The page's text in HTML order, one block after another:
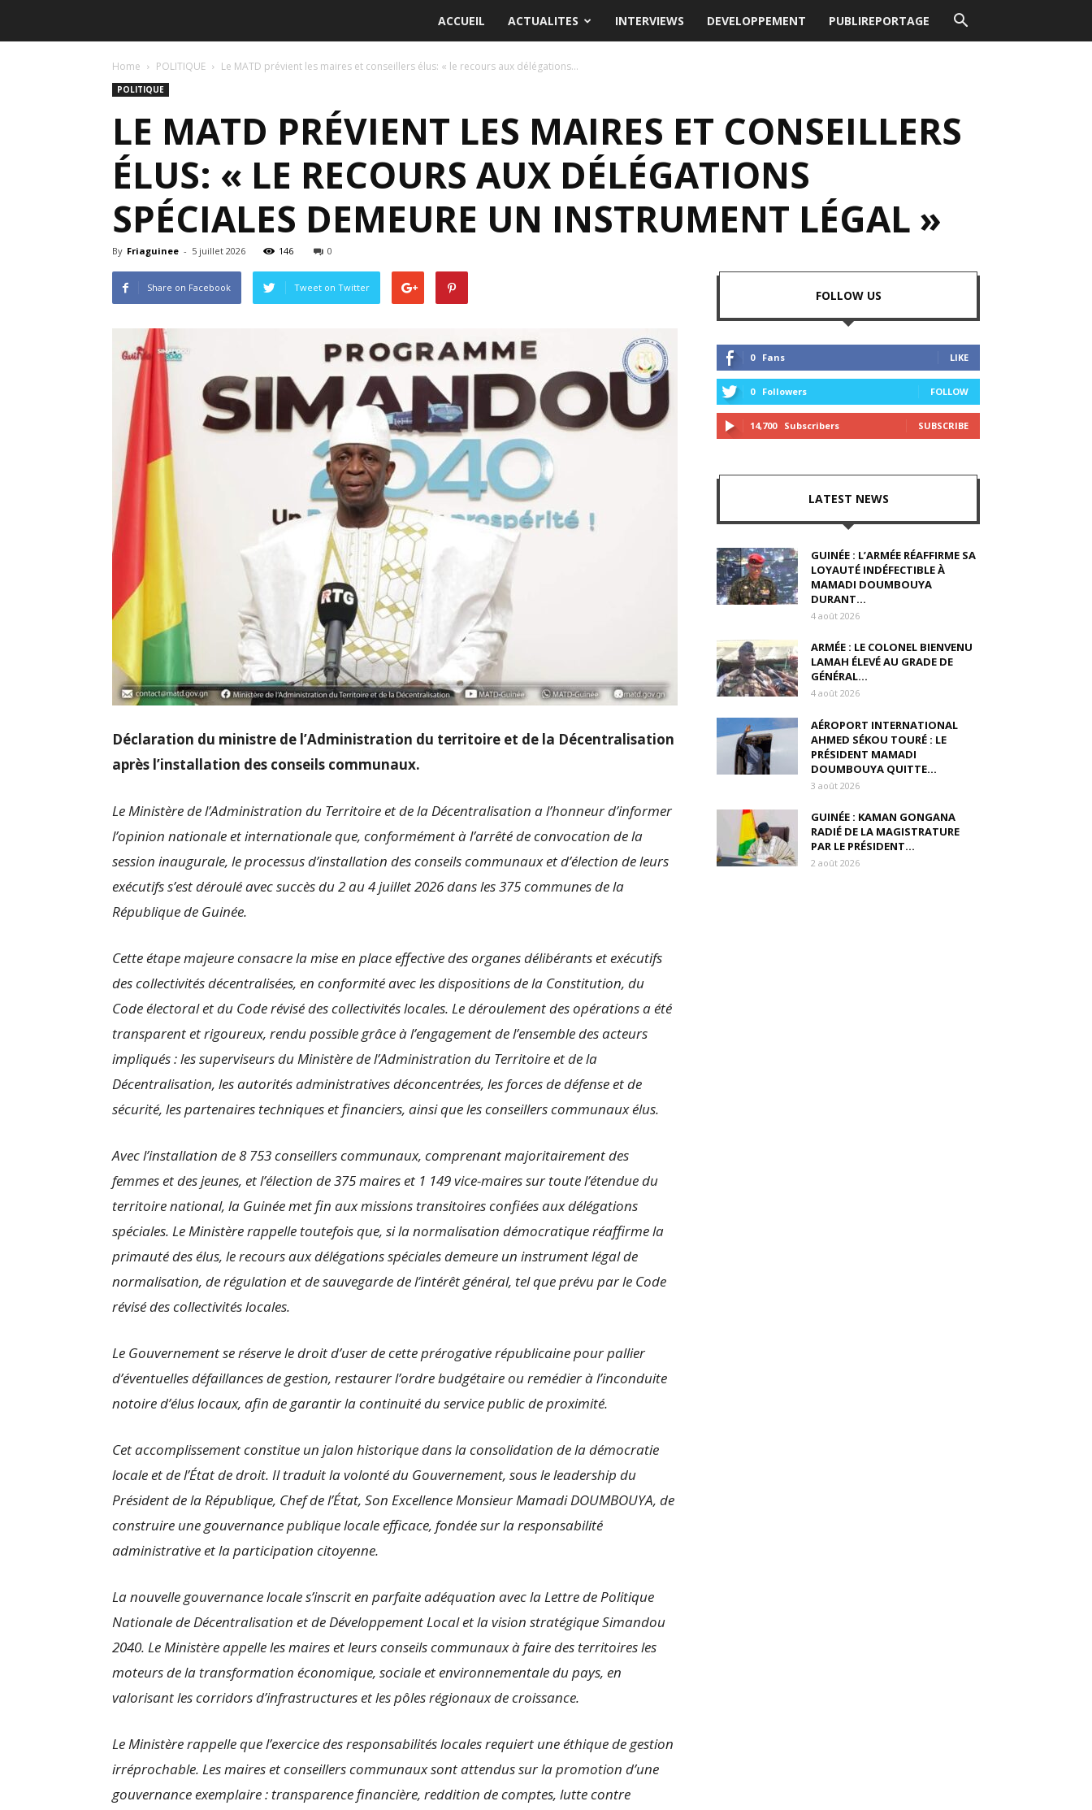
ACCUEIL ACTUALITES INTERVIEWS DEVELOPPEMENT PUBLIREPORTAGE
Home POLITIQUE Le MATD prévient les maires et conseillers élus: « le recours aux délégations...
POLITIQUE
LE MATD PRÉVIENT LES MAIRES ET CONSEILLERS
ÉLUS: « LE RECOURS AUX DÉLÉGATIONS
SPÉCIALES DEMEURE UN INSTRUMENT LÉGAL »
By Friaguinee - 5 juillet 2026 146 0
Share on Facebook Tweet on Twitter
Déclaration du ministre de l’Administration du territoire et de la Décentralisation
après l’installation des conseils communaux.
Le Ministère de l’Administration du Territoire et de la Décentralisation a l’honneur d’informer
l’opinion nationale et internationale que, conformément à l’arrêté de convocation de la
session inaugurale, le processus d’installation des conseils communaux et d’élection de leurs
exécutifs s’est déroulé avec succès du 2 au 4 juillet 2026 dans les 375 communes de la
République de Guinée.
Cette étape majeure consacre la mise en place effective des organes délibérants et exécutifs
des collectivités décentralisées, en conformité avec les dispositions de la Constitution, du
Code électoral et du Code révisé des collectivités locales. Le déroulement des opérations a été
transparent et rigoureux, rendu possible grâce à l’engagement de l’ensemble des acteurs
impliqués : les superviseurs du Ministère de l’Administration du Territoire et de la
Décentralisation, les autorités administratives déconcentrées, les forces de défense et de
sécurité, les partenaires techniques et financiers, ainsi que les conseillers communaux élus.
Avec l’installation de 8 753 conseillers communaux, comprenant majoritairement des
femmes et des jeunes, et l’élection de 375 maires et 1 149 vice-maires sur toute l’étendue du
territoire national, la Guinée met fin aux missions transitoires confiées aux délégations
spéciales. Le Ministère rappelle toutefois que, si la normalisation démocratique réaffirme la
primauté des élus, le recours aux délégations spéciales demeure un instrument légal de
normalisation, de régulation et de sauvegarde de l’intérêt général, tel que prévu par le Code
révisé des collectivités locales.
Le Gouvernement se réserve le droit d’user de cette prérogative républicaine pour pallier
d’éventuelles défaillances de gestion, restaurer l’ordre budgétaire ou remédier à l’inconduite
notoire d’élus locaux, afin de garantir la continuité du service public de proximité.
Cet accomplissement constitue un jalon historique dans la consolidation de la démocratie
locale et de l’État de droit. Il traduit la volonté du Gouvernement, sous le leadership du
Président de la République, Chef de l’État, Son Excellence Monsieur Mamadi DOUMBOUYA, de
construire une gouvernance publique locale efficace, fondée sur la responsabilité
administrative et la participation citoyenne.
La nouvelle gouvernance locale s’inscrit en parfaite adéquation avec la Lettre de Politique
Nationale de Décentralisation et de Développement Local et la vision stratégique Simandou
2040. Le Ministère appelle les maires et leurs conseils communaux à faire des territoires les
moteurs de la transformation économique, sociale et environnementale du pays, en
valorisant les corridors d’infrastructures et les pôles régionaux de croissance.
Le Ministère rappelle que l’exercice des responsabilités locales requiert une éthique de gestion
irréprochable. Les maires et conseillers communaux sont attendus sur la promotion d’une
gouvernance exemplaire : transparence financière, reddition de comptes, lutte contre
FOLLOW US
0 Fans LIKE
0 Followers FOLLOW
14,700 Subscribers SUBSCRIBE
LATEST NEWS
GUINÉE : L’ARMÉE RÉAFFIRME SA
LOYAUTÉ INDÉFECTIBLE À
MAMADI DOUMBOUYA
DURANT...
4 août 2026
ARMÉE : LE COLONEL BIENVENU
LAMAH ÉLEVÉ AU GRADE DE
GÉNÉRAL...
4 août 2026
AÉROPORT INTERNATIONAL
AHMED SÉKOU TOURÉ : LE
PRÉSIDENT MAMADI
DOUMBOUYA QUITTE...
3 août 2026
GUINÉE : KAMAN GONGANA
RADIÉ DE LA MAGISTRATURE
PAR LE PRÉSIDENT...
2 août 2026